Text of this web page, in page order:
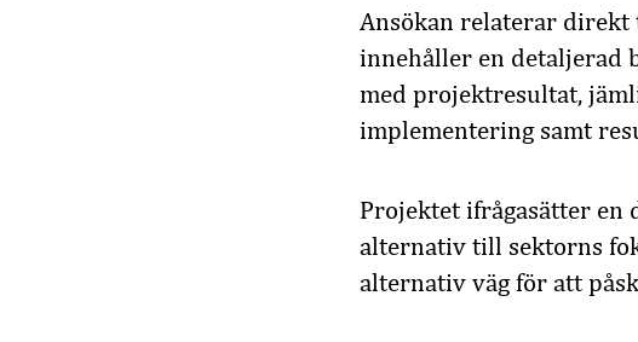
Ansökan relaterar direkt
innehåller en detaljerad
med projektresultat,
implementering samt
Projektet ifrågasätter en
alternativ till sektorns
alternativ väg för att